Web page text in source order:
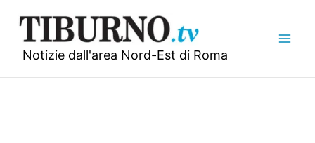
contenuto
Notizie dall'area Nord-Est di Roma